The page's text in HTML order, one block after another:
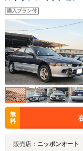
離77715KM ターボ
ランプ
購入プラン付
無
料
販売店： ニッポンオー